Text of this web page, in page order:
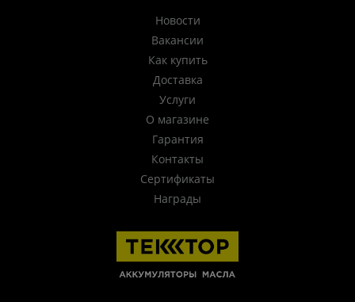
Новости
Вакансии
Как купить
Доставка
Услуги
О магазине
Гарантия
Контакты
Сертификаты
Награды